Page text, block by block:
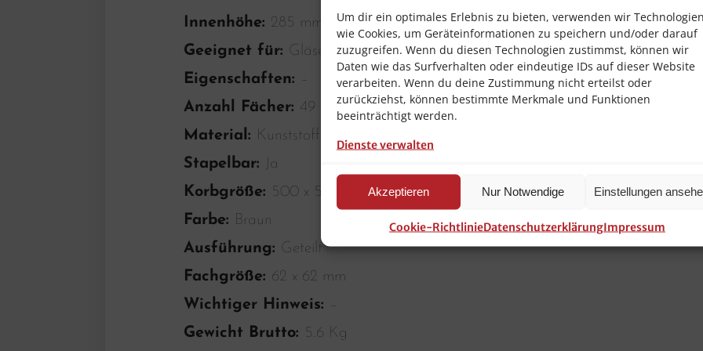
Um dir ein optimales Erlebnis zu bieten, verwenden wir
wie Cookies, um Geräteinformationen zu speichern und/oder darauf
zuzugreifen. Wenn du diesen Technologien zustimmst, können wir
Daten wie das Surfverhalten oder eindeutige IDs auf dieser Website
verarbeiten. Wenn du deine Zustimmung nicht erteilst oder
zurückziehst, können bestimmte Merkmale und Funktionen
beeinträchtigt werden.
Dienste verwalten
Akzeptieren Nur Notwendige Einstellungen
Cookie-RichtlinieDatenschutzerklärungImpressum
Innenhöhe: 285 mm
Geeignet für: Gläser
Eigenschaften: –
Anzahl Fächer: 49
Material: Kunststoff
Stapelbar:
Ja
Korbgröße: 500 x 500 mm
Farbe: Braun
Ausführung: Geteilt
Fachgröße: 62 x 62 mm
Wichtiger Hinweis: –
Gewicht Brutto: 5.6 Kg